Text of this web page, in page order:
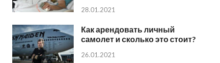
28.01.2021
Как арендовать личный
самолет и сколько это стоит?
26.01.2021